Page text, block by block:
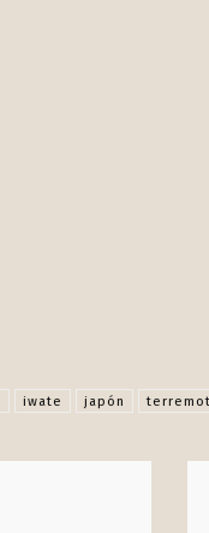
iwate japón